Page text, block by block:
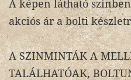
A képen látható
akciós ár a bolti
A SZINMINTÁK A
TALÁLHATÓAK,